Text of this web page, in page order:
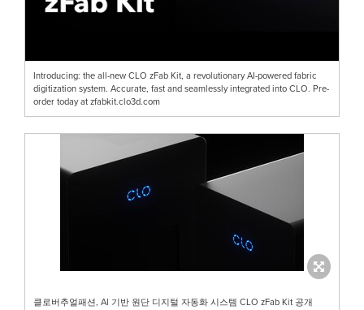
Introducing: the all-new CLO zFab Kit, a revolutionary AI-powered fabric
digitization system. Accurate, fast and seamlessly integrated into CLO. Pre-
order today at zfabkit.clo3d.com
클로버추얼패션, AI 기반 원단 디지털 자동화 시스템 CLO zFab Kit 공개